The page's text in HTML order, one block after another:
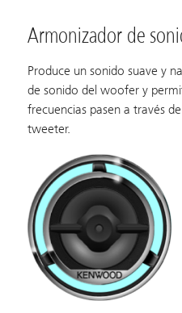
Armonizador de
Produce un sonido suave y
de sonido del woofer y
frecuencias pasen a través
tweeter.